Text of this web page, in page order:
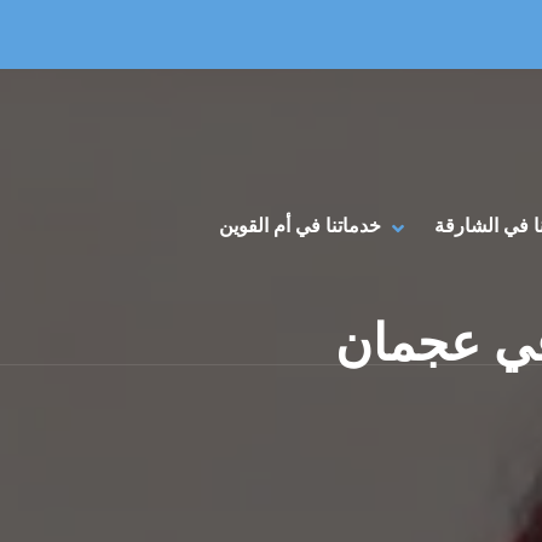
في الشارقة خدماتنا في أم القوين
SHOW خدماتنا في أم القوين SUBMENU
HIDE خدماتنا في أم القوين SUBMENU